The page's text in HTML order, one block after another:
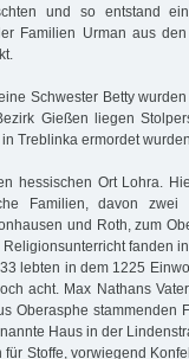
und so entstand
Familien Urman aus
Schwester Betty
Gießen liegen
Treblinka ermordet
hessischen Ort Lohra.
Familien, davon zwei
und Roth, zum
fanden
lebten in dem 1225
acht. Max Nathans
Oberasphe stammenden
Haus in der
Stoffe, vorwiegend